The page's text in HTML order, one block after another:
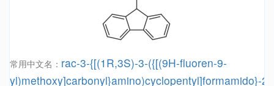
常用中文名： rac-3-{[(1R,3S)-3-({[(9H-fluoren-9-
yl)methoxy]carbonyl}amino)cyclopentyl]formamido}-2-